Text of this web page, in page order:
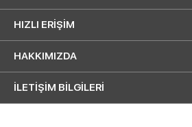
HIZLI ERIŞIM
HAKKIMIZDA
İLETİŞİM BİLGİLERİ